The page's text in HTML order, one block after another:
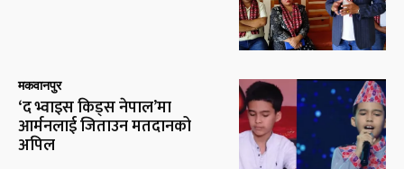
मकवानपुर
‘द भ्वाइस किड्स नेपाल’मा
आर्मनलाई जिताउन मतदानको
अपिल